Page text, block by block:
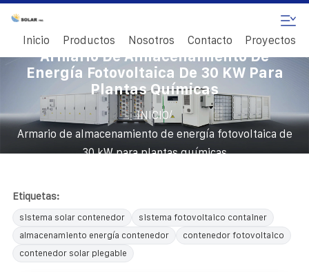
Inicio Productos Nosotros Contacto Proyectos
Armario De Almacenamiento De
Energía Fotovoltaica De 30 KW Para
Plantas Químicas
INICIO/
Armario de almacenamiento de energía fotovoltaica de
30 kW para plantas químicas
Etiquetas:
sistema solar contenedor
sistema fotovoltaico container
almacenamiento energía contenedor
contenedor fotovoltaico
contenedor solar plegable